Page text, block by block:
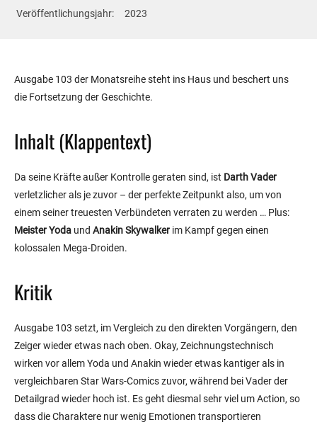
Veröffentlichungsjahr:
2023
Ausgabe 103 der Monatsreihe steht ins Haus und beschert uns
die Fortsetzung der Geschichte.
Inhalt (Klappentext)
Da seine Kräfte außer Kontrolle geraten sind, ist Darth Vader
verletzlicher als je zuvor – der perfekte Zeitpunkt also, um von
einem seiner treuesten Verbündeten verraten zu werden … Plus:
Meister Yoda und Anakin Skywalker im Kampf gegen einen
kolossalen Mega-Droiden.
Kritik
Ausgabe 103 setzt, im Vergleich zu den direkten Vorgängern, den
Zeiger wieder etwas nach oben. Okay, Zeichnungstechnisch
wirken vor allem Yoda und Anakin wieder etwas kantiger als in
vergleichbaren Star Wars-Comics zuvor, während bei Vader der
Detailgrad wieder hoch ist. Es geht diesmal sehr viel um Action, so
dass die Charaktere nur wenig Emotionen transportieren